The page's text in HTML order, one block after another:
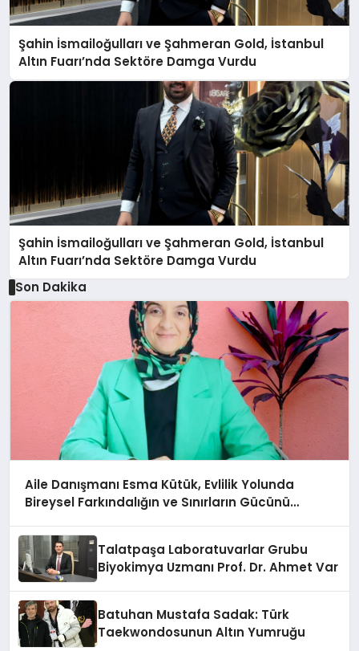
Şahin İsmailoğulları ve Şahmeran Gold, İstanbul
Altın Fuarı’nda Sektöre Damga Vurdu
Şahin İsmailoğulları ve Şahmeran Gold, İstanbul
Altın Fuarı’nda Sektöre Damga Vurdu
Son Dakika
Aile Danışmanı Esma Kütük, Evlilik Yolunda
Bireysel Farkındalığın ve Sınırların Gücünü
Talatpaşa Laboratuvarlar Grubu
Biyokimya Uzmanı Prof. Dr. Ahmet Var
Batuhan Mustafa Sadak: Türk
Taekwondosunun Altın Yumruğu